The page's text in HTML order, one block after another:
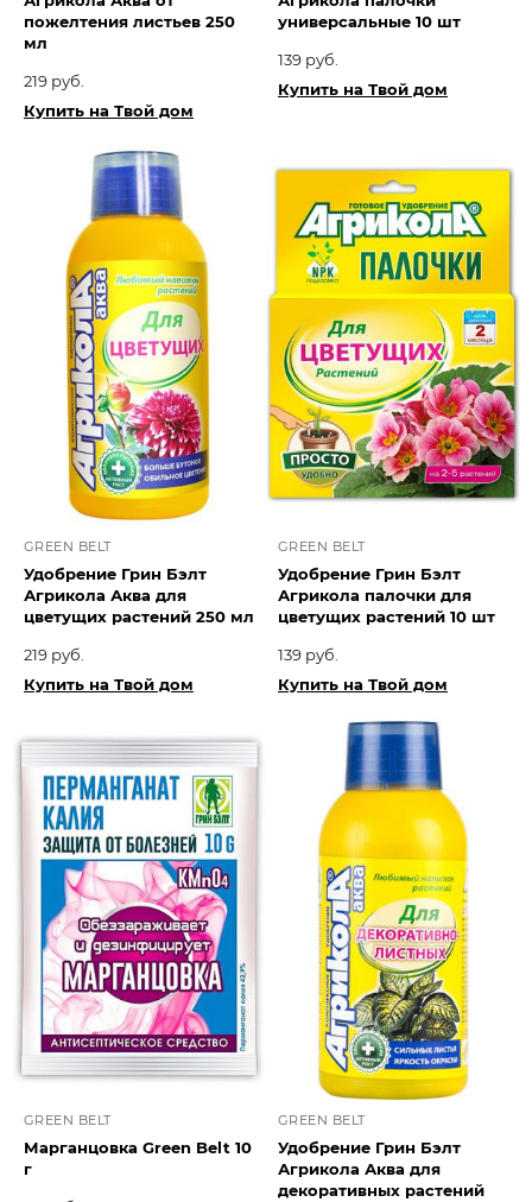
пожелтения листьев 250
мл
219 руб.
Купить на Твой дом
универсальные 10 шт
139 руб.
Купить на Твой дом
GREEN BELT
Удобрение Грин Бэлт
Агрикола Аква для
цветущих растений 250 мл
219 руб.
Купить на Твой дом
GREEN BELT
Удобрение Грин Бэлт
Агрикола палочки для
цветущих растений 10 шт
139 руб.
Купить на Твой дом
GREEN BELT
Марганцовка Green Belt 10
г
GREEN BELT
Удобрение Грин Бэлт
Агрикола Аква для
декоративных растений